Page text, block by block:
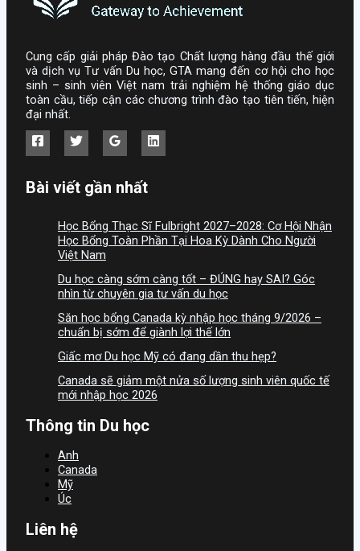
Cung cấp giải pháp Đào tạo Chất lượng hàng đầu thế giới
và dịch vụ Tư vấn Du học, GTA mang đến cơ hội cho học
sinh – sinh viên Việt nam trải nghiệm hệ thống giáo dục
toàn cầu, tiếp cận các chương trình đào tạo tiên tiến, hiện
đại nhất.
Bài viết gần nhất
Học Bổng Thạc Sĩ Fulbright 2027–2028: Cơ Hội Nhận
Học Bổng Toàn Phần Tại Hoa Kỳ Dành Cho Người
Việt Nam
Du học càng sớm càng tốt – ĐÚNG hay SAI? Góc
nhìn từ chuyên gia tư vấn du học
Săn học bổng Canada kỳ nhập học tháng 9/2026 –
chuẩn bị sớm để giành lợi thế lớn
Giấc mơ Du học Mỹ có đang dần thu hẹp?
Canada sẽ giảm một nửa số lượng sinh viên quốc tế
mới nhập học 2026
Thông tin Du học
Anh
Canada
Mỹ
Úc
Liên hệ